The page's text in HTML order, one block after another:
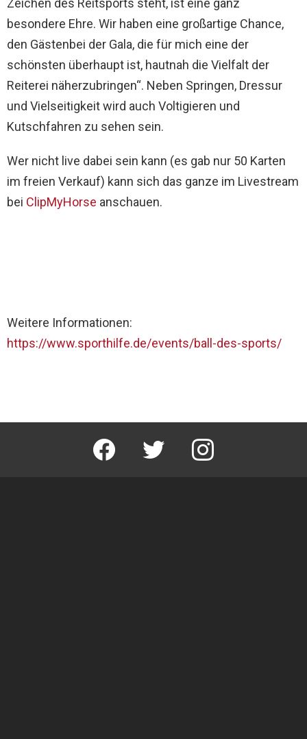
Zeichen des Reitsports steht, ist eine ganz
besondere Ehre. Wir haben eine großartige Chance,
den Gästenbei der Gala, die für mich eine der
schönsten überhaupt ist, hautnah die Vielfalt der
Reiterei näherzubringen“. Neben Springen, Dressur
und Vielseitigkeit wird auch Voltigieren und
Kutschfahren zu sehen sein.
Wer nicht live dabei sein kann (es gab nur 50 Karten
im freien Verkauf) kann sich das ganze im Livestream
bei ClipMyHorse anschauen.
Weitere Informationen:
https://www.sporthilfe.de/events/ball-des-sports/
facebook twitter instagram